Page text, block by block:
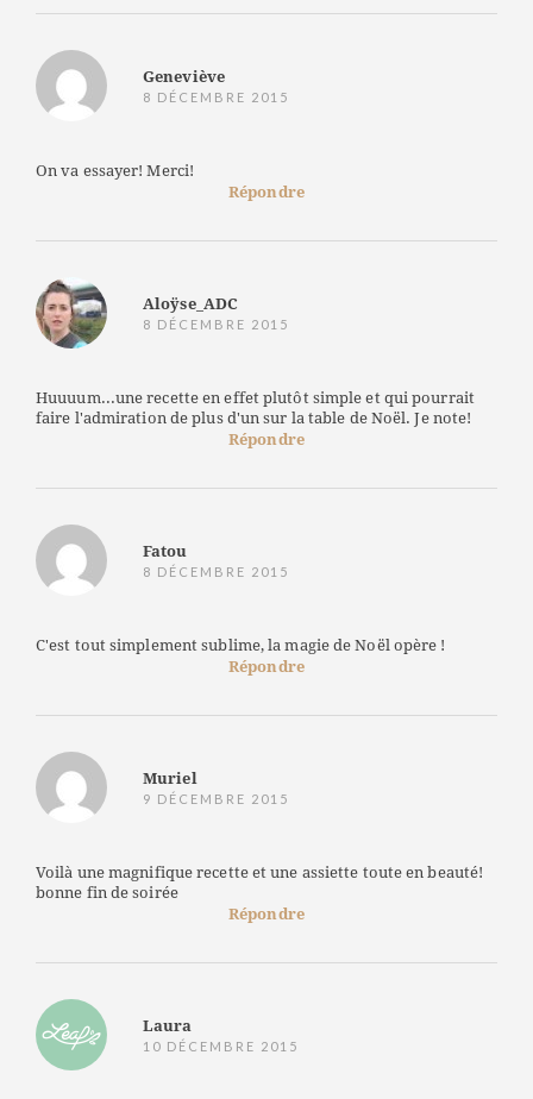
Geneviève
8 DÉCEMBRE 2015
On va essayer! Merci!
Répondre
Aloÿse_ADC
8 DÉCEMBRE 2015
Huuuum...une recette en effet plutôt simple et qui pourrait
faire l'admiration de plus d'un sur la table de Noël. Je note!
Répondre
Fatou
8 DÉCEMBRE 2015
C'est tout simplement sublime, la magie de Noël opère !
Répondre
Muriel
9 DÉCEMBRE 2015
Voilà une magnifique recette et une assiette toute en beauté!
bonne fin de soirée
Répondre
Laura
10 DÉCEMBRE 2015